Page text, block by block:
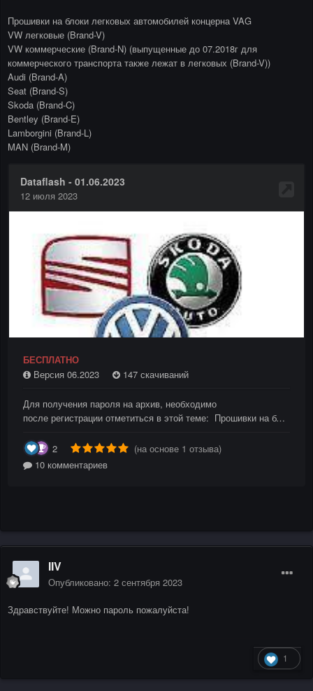
Прошивки на блоки легковых автомобилей концерна VAG
VW легковые (Brand-V)
VW коммерческие (Brand-N) (выпущенные до 07.2018г для
коммерческого транспорта также лежат в легковых (Brand-V))
Audi (Brand-A)
Seat (Brand-S)
Skoda (Brand-C)
Bentley (Brand-E)
Lamborgini (Brand-L)
MAN (Brand-M)
IIV
Опубликовано: 2 сентября 2023
Здравствуйте! Можно пароль пожалуйста!
1